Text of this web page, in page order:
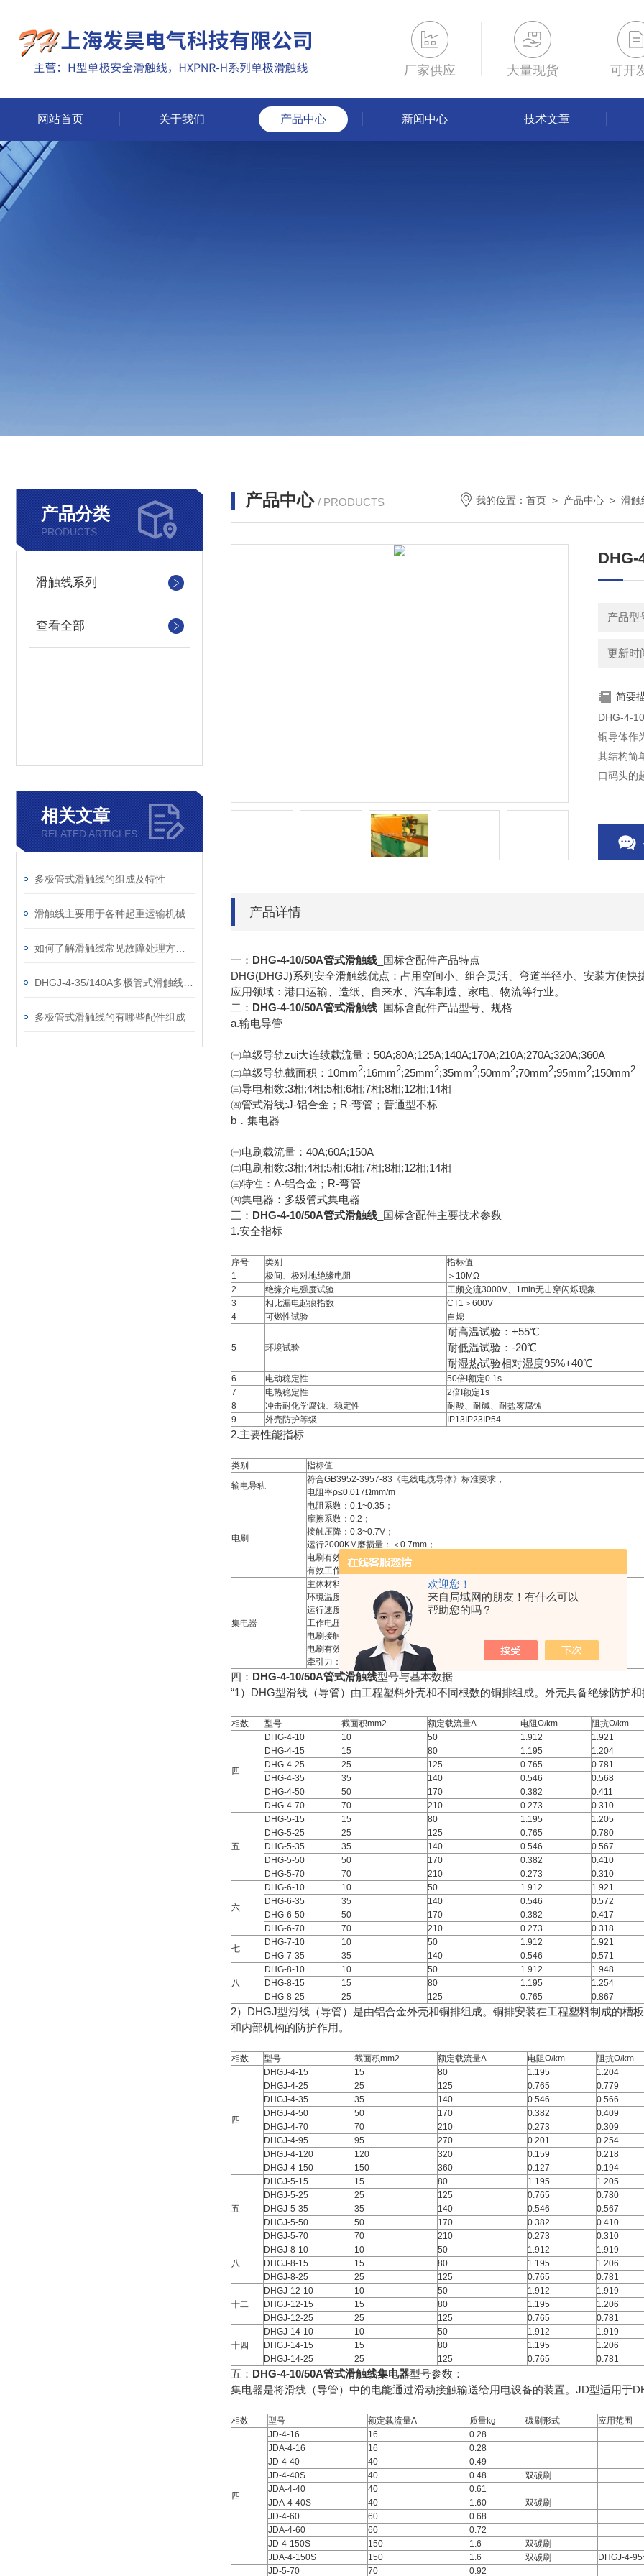
欢迎您！
来自局域网的朋友！有什么可以
帮助您的吗？
厂家供应 大量现货 可开
网站首页 关于我们 产品中心 新闻中心 技术文章
产品分类
PRODUCTS
滑触线系列
查看全部
相关文章
RELATED ARTICLES
多极管式滑触线的组成及特性
滑触线主要用于各种起重运输机械
多极管式滑触线的有哪些配件组成
产品中心 / PRODUCTS 我的位置： 首页 > 产品中心 > 滑触
DHG-
产品型
更新时
简要
DHG-4-
铜导体作
其结构简
口码头的
产品详情
一： DHG-4-10/50A管式滑触线 _国标含配件产品特点
DHG(DHGJ)系列安全滑触线优点：占用空间小、组合灵活、弯道半径小、安装方便快
应用领域：港口运输、造纸、自来水、汽车制造、家电、物流等行业。
二： DHG-4-10/50A管式滑触线 _国标含配件产品型号、规格
a.输电导管
㈠单级导轨zui大连续载流量：50A;80A;125A;140A;170A;210A;270A;320A;360A
㈡单级导轨截面积：10mm2;16mm2;25mm2;35mm2;50mm2;70mm2;95mm2;150mm2
㈢导电相数:3相;4相;5相;6相;7相;8相;12相;14相
㈣管式滑线:J-铝合金；R-弯管；普通型不标
b．集电器
㈠电刷载流量：40A;60A;150A
㈡电刷相数:3相;4相;5相;6相;7相;8相;12相;14相
㈢特性：A-铝合金；R-弯管
㈣集电器：多级管式集电器
三： DHG-4-10/50A管式滑触线 _国标含配件主要技术参数
1.安全指标
序号 类别
指标值
1
极间、极对地绝缘电阻
＞10MΩ
2
绝缘介电强度试验
工频交流3000V、1min无击穿闪烁现象
3
相比漏电起痕指数
CT1＞600V
4
可燃性试验 自熄
5 环境试验
耐高温试验：+55℃
耐低温试验：-20℃
耐湿热试验相对湿度95%+40℃
6 电动稳定性
50倍I额定0.1s
7
电热稳定性
2倍I额定1s
8
冲击耐化学腐蚀、稳定性
耐酸、耐碱、耐盐雾腐蚀
9
外壳防护等级 IP13IP23IP54
2.主要性能指标
类别
指标值
输电导轨
符合GB3952-3957-83《电线电缆导体》标准要求，
电阻率ρ≤0.017Ωmm/m
电刷
电阻系数：0.1~0.35；
摩擦系数：0.2；
接触压降：0.3~0.7V；
运行2000KM磨损量：＜0.7mm；
电刷有效磨损：4~6mm；
有效工作压力：1.8~203N/cm
集电器
主体材料：粉末冶金（铜和石墨）
环境温度：-40℃~+105℃
运行速度：U≤120m/min
工作电压：不超过交流电660V或直流1000V
电刷接触压降：0.3~0.7V
电刷有效磨损量：4~6mm
牵引力：F＜80N；
四： DHG-4-10/50A管式滑触线型号与基本数据
“1）DHG型滑线（导管）由工程塑料外壳和不同根数的铜排组成。外壳具备绝缘防护
相数 型号 截面积mm2 额定载流量A 电阻Ω/km 阻抗Ω/km
四
DHG-4-10 10 50 1.912
1.921
DHG-4-15
15 80 1.195
1.204
DHG-4-25
25 125 0.765
0.781
DHG-4-35
35 140 0.546
0.568
DHG-4-50
50 170 0.382
0.411
DHG-4-70
70 210 0.273 0.310
五
DHG-5-15 15 80 1.195
1.205
DHG-5-25
25 125 0.765
0.780
DHG-5-35
35 140 0.546
0.567
DHG-5-50
50 170 0.382
0.410
DHG-5-70
70 210 0.273 0.310
六
DHG-6-10 10 50 1.912
1.921
DHG-6-35
35 140 0.546
0.572
DHG-6-50
50 170 0.382
0.417
DHG-6-70
70 210 0.273
0.318
七
DHG-7-10 10 50 1.912
1.921
DHG-7-35
35 140 0.546 0.571
八
DHG-8-10 10 50 1.912
1.948
DHG-8-15
15 80 1.195
1.254
DHG-8-25
25 125 0.765 0.867
2）DHGJ型滑线（导管）是由铝合金外壳和铜排组成。铜排安装在工程塑料制成的槽
和内部机构的防护作用。
相数 型号 截面积mm2 额定载流量A 电阻Ω/km 阻抗Ω/km
四
DHGJ-4-15 15 80 1.195
1.204
DHGJ-4-25
25 125 0.765
0.779
DHGJ-4-35
35 140 0.546
0.566
DHGJ-4-50
50 170 0.382
0.409
DHGJ-4-70
70 210 0.273
0.309
DHGJ-4-95
95 270 0.201
0.254
DHGJ-4-120
120 320 0.159
0.218
DHGJ-4-150
150 360 0.127 0.194
五
DHGJ-5-15 15 80 1.195
1.205
DHGJ-5-25
25 125 0.765
0.780
DHGJ-5-35
35 140 0.546
0.567
DHGJ-5-50
50 170 0.382
0.410
DHGJ-5-70
70 210 0.273 0.310
八
DHGJ-8-10 10 50 1.912
1.919
DHGJ-8-15
15 80 1.195
1.206
DHGJ-8-25
25 125 0.765 0.781
十二
DHGJ-12-10 10 50 1.912
1.919
DHGJ-12-15
15 80 1.195
1.206
DHGJ-12-25
25 125 0.765 0.781
十四
DHGJ-14-10 10 50 1.912
1.919
DHGJ-14-15
15 80 1.195
1.206
DHGJ-14-25
25 125 0.765 0.781
五： DHG-4-10/50A管式滑触线集电器型号参数：
集电器是将滑线（导管）中的电能通过滑动接触输送给用电设备的装置。JD型适用于
相数 型号 额定载流量A 质量kg 碳刷形式 应用范围
四
JD-4-16 16
0.28
JDA-4-16
16
0.28
JD-4-40
40
0.49
JD-4-40S
40 0.48
双碳刷
JDA-4-40
40
0.61
JDA-4-40S
40 1.60
双碳刷
JD-4-60
60
0.68
JDA-4-60
60
0.72
JD-4-150S
150 1.6
双碳刷
JDA-4-150S
150 1.6 双碳刷
DHGJ-4-
JD-5-70
70 0.92